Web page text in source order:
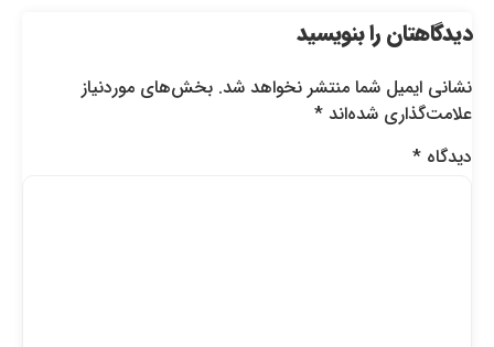
دیدگاهتان را بنویسید
نشانی ایمیل شما منتشر نخواهد شد. بخش‌های موردنیاز
علامت‌گذاری شده‌اند*
دیدگاه*